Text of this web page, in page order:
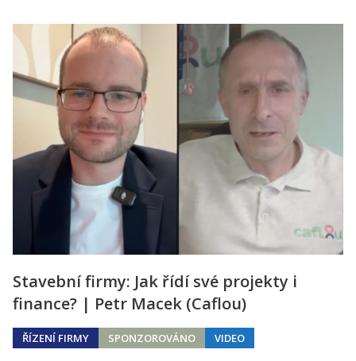
Stavební firmy: Jak řídí své projekty i
finance? | Petr Macek (Caflou)
ŘÍZENÍ FIRMY SPONZOROVÁNO VIDEO